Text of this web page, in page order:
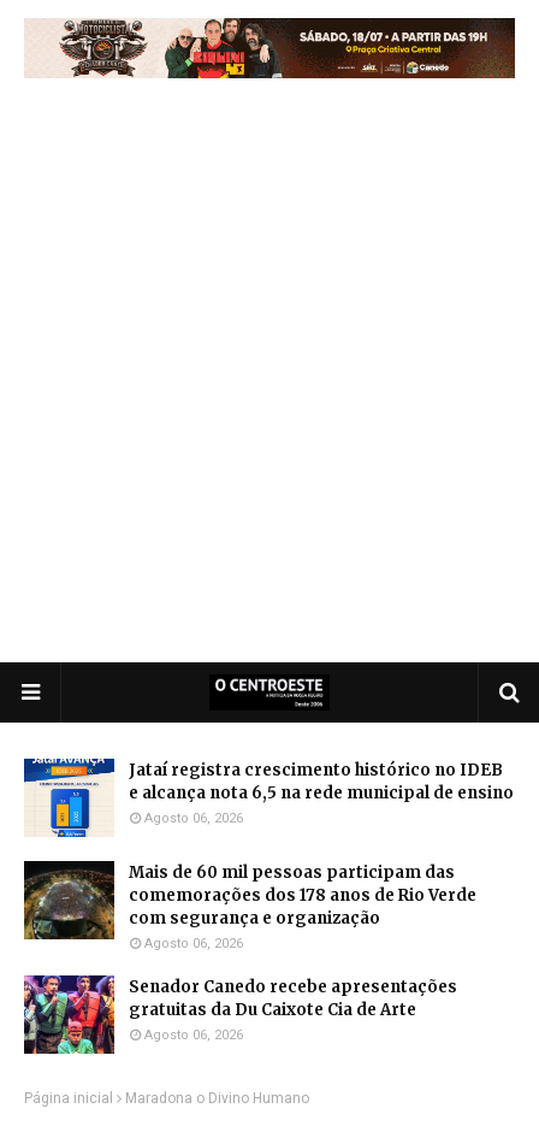
Jataí registra crescimento histórico no IDEB
e alcança nota 6,5 na rede municipal de ensino
Agosto 06, 2026
Mais de 60 mil pessoas participam das
comemorações dos 178 anos de Rio Verde
com segurança e organização
Agosto 06, 2026
Senador Canedo recebe apresentações
gratuitas da Du Caixote Cia de Arte
Agosto 06, 2026
Página inicial Maradona o Divino Humano